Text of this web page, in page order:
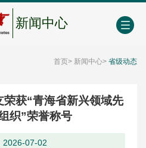
新闻中心
门户网
首页> 新闻中心> 省级动态
获“青海省新兴领域先
织”荣誉称号
2026-07-02